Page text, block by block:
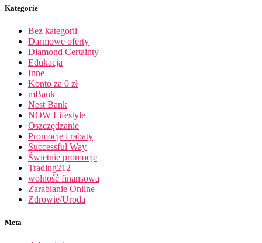
Kategorie
Bez kategorii
Darmowe oferty
Diamond Certainty
Edukacja
Inne
Konto za 0 zł
mBank
Nest Bank
NOW Lifestyle
Oszczędzanie
Promocje i rabaty
Successful Way
Świetnie promocje
Trading212
wolność finansowa
Zarabianie Online
Zdrowie/Uroda
Meta